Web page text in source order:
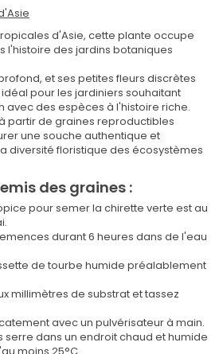
d'Asie, cette plante occupe
l'histoire des jardins botaniques
et ses petites fleurs discrètes
pour les jardiniers souhaitant
avec des espèces à l'histoire riche.
partir de graines reproductibles
une souche authentique et
diversité floristique des écosystèmes
des graines :
pour semer la chirette verte est au
durant 6 heures dans de l'eau
de tourbe humide préalablement
millimètres de substrat et tassez
avec un pulvérisateur à main.
serre dans un endroit chaud et humide